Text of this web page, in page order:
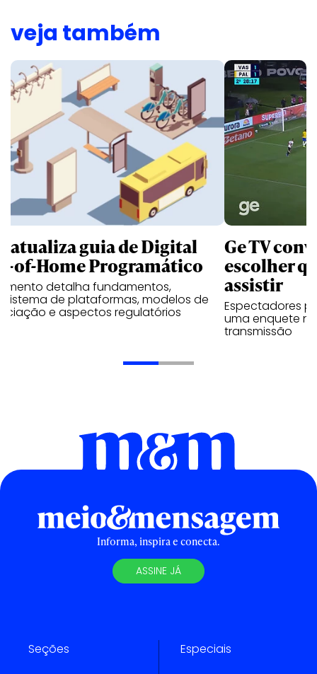
veja também
atualiza guia de Digital
of-Home Programático
detalha fundamentos,
de plataformas, modelos de
e aspectos regulatórios
Ge TV
escolher
assistir
Espectadores
uma enquete
transmissão
Informa, inspira e conecta.
ASSINE JÁ
Seções Especiais